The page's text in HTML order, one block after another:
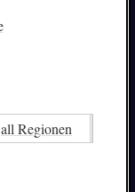
all Regionen